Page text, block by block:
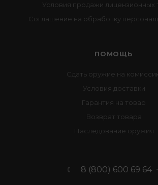
Условия продажи лицензионных
Соглашение на обработку
ПОМОЩЬ
Сдать оружие на
Условия доставки
Гарантия на товар
Возврат товара
Наследование оружия
8 (800) 600 69 64